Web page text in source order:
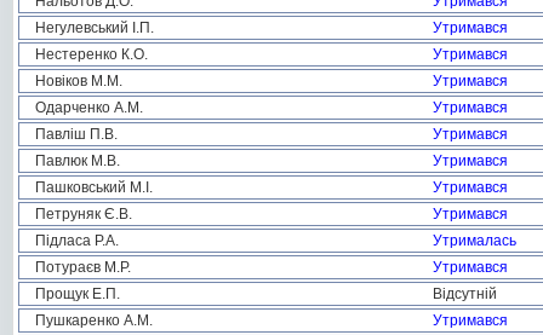
Негулевський І.П.
Утримався
Нестеренко К.О.
Утримався
Новіков М.М.
Утримався
Одарченко А.М.
Утримався
Павліш П.В.
Утримався
Павлюк М.В.
Утримався
Пашковський М.І.
Утримався
Петруняк Є.В.
Утримався
Підласа Р.А.
Утрималась
Потураєв М.Р.
Утримався
Прощук Е.П.
Відсутній
Пушкаренко А.М.
Утримався